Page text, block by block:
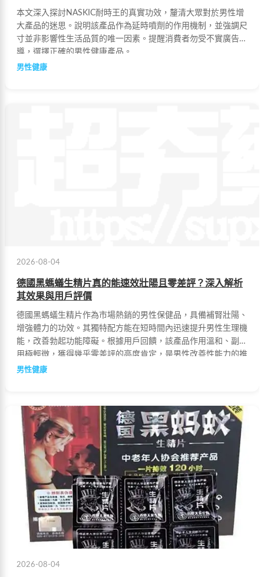
本文深入探討NASKIC耐時王的真實功效，釐清大眾對於男性增
大產品的迷思。說明該產品作為延時噴劑的作用機制，並強調尺
寸並非影響性生活品質的唯一因素。提醒消費者勿受不實廣告誤
導，選擇正確的男性健康產品。
男性健康
2026-08-04
德國黑螞蟻生精片真的能速效壯陽且零差評？深入解析
其效果與用戶評價
德國黑螞蟻生精片作為市場熱銷的男性保健品，具備補腎壯陽、
增強體力的功效。其獨特配方能在短時間內迅速提升男性生理機
能，改善勃起功能障礙。根據用戶回饋，該產品作用溫和、副作
用極輕微，獲得幾乎零差評的高度肯定，是男性改善性能力的推
薦選擇。
男性健康
2026-08-04